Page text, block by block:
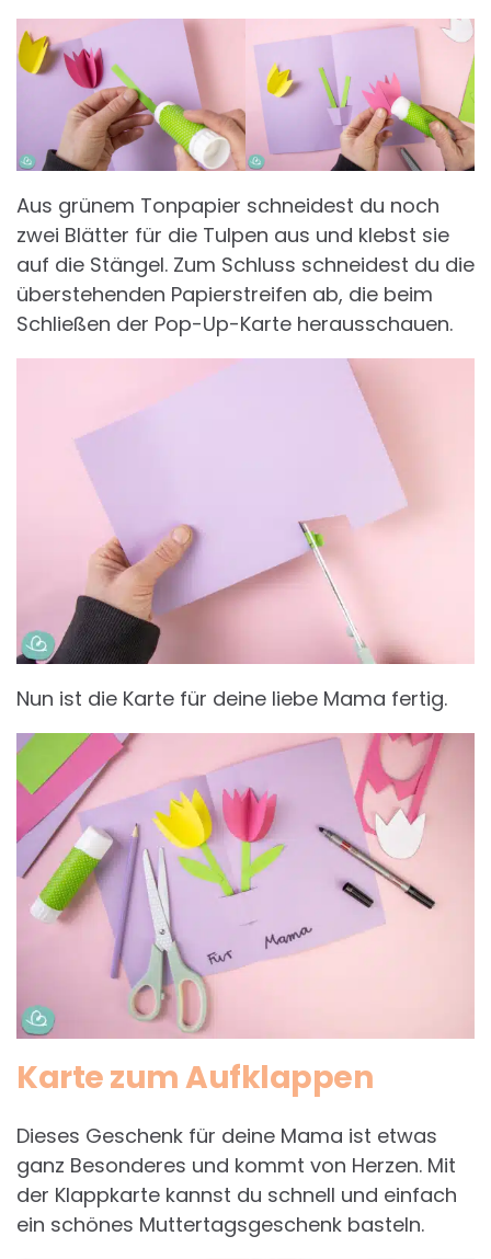
Aus grünem Tonpapier schneidest du noch
zwei Blätter für die Tulpen aus und klebst sie
auf die Stängel. Zum Schluss schneidest du die
überstehenden Papierstreifen ab, die beim
Schließen der Pop-Up-Karte herausschauen.
Nun ist die Karte für deine liebe Mama fertig.
Karte zum Aufklappen
Dieses Geschenk für deine Mama ist etwas
ganz Besonderes und kommt von Herzen. Mit
der Klappkarte kannst du schnell und einfach
ein schönes Muttertagsgeschenk basteln.